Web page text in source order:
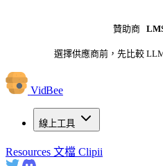
贊助商
選擇供應商前，先比較
VidBee
線上工具
Resources 文檔 Clipii